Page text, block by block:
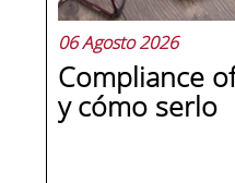
06 Agosto 2026
Compliance
y cómo serlo